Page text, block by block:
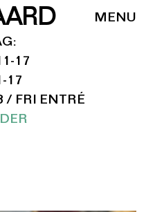
17
17
/ FRI ENTRÉ